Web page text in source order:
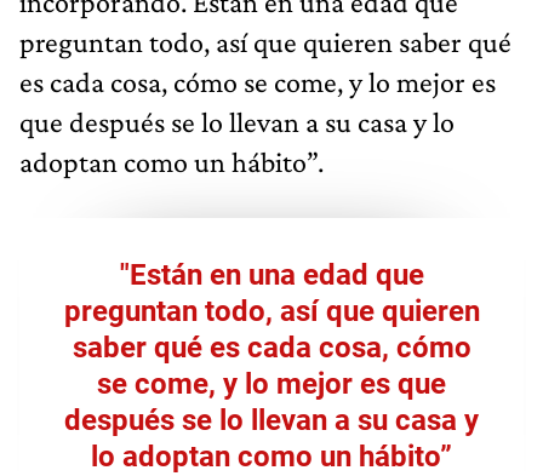
preguntan todo, así que quieren saber qué
es cada cosa, cómo se come, y lo mejor es
que después se lo llevan a su casa y lo
adoptan como un hábito”.
"Están en una edad que
preguntan todo, así que quieren
saber qué es cada cosa, cómo
se come, y lo mejor es que
después se lo llevan a su casa y
lo adoptan como un hábito”